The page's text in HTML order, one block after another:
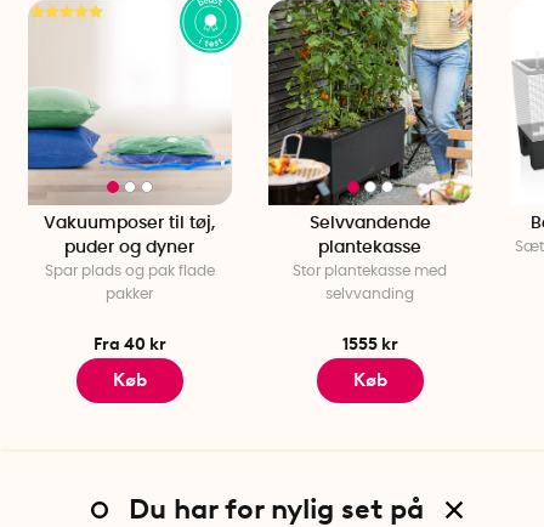
Vakuumposer til tøj,
puder og dyner
Spar plads og pak flade
pakker
Fra 40 kr
Køb
Selvvandende
plantekasse
Stor plantekasse med
selvvanding
1555 kr
Køb
Sæt
Du har for nylig set på